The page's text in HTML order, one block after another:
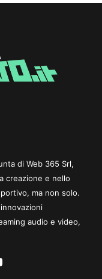
di Web 365 Srl,
creazione e nello
ma non solo.
audio e video,